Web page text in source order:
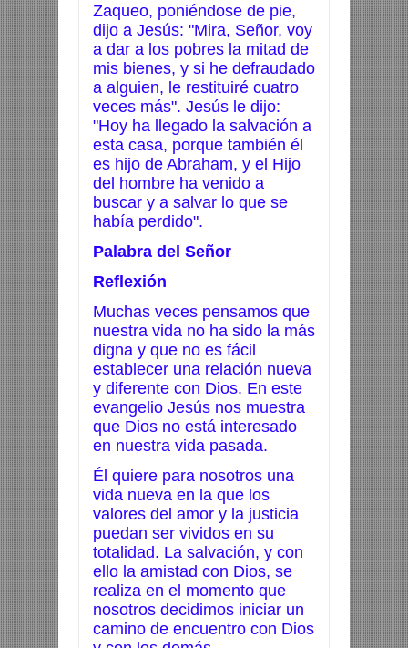
Zaqueo, poniéndose de pie,
dijo a Jesús: "Mira, Señor, voy
a dar a los pobres la mitad de
mis bienes, y si he defraudado
a alguien, le restituiré cuatro
veces más". Jesús le dijo:
"Hoy ha llegado la salvación a
esta casa, porque también él
es hijo de Abraham, y el Hijo
del hombre ha venido a
buscar y a salvar lo que se
había perdido".
Palabra del Señor
Reflexión
Muchas veces pensamos que
nuestra vida no ha sido la más
digna y que no es fácil
establecer una relación nueva
y diferente con Dios. En este
evangelio Jesús nos muestra
que Dios no está interesado
en nuestra vida pasada.
Él quiere para nosotros una
vida nueva en la que los
valores del amor y la justicia
puedan ser vividos en su
totalidad. La salvación, y con
ello la amistad con Dios, se
realiza en el momento que
nosotros decidimos iniciar un
camino de encuentro con Dios